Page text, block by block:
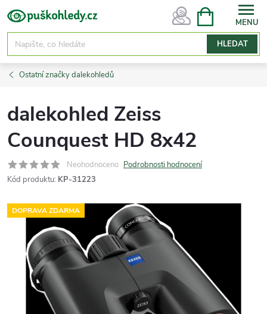
Přejít
na
obsah
HLEDAT
NÁKUPNÍ
Ostatní značky dalekohledů
dalekohled Zeiss
Counquest HD 8x42
Neohodnoceno Podrobnosti hodnocení
Kód produktu: KP-31223
DOPRAVA ZDARMA